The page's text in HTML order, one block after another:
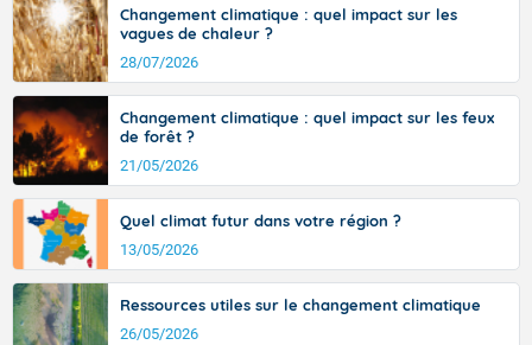
Changement climatique : quel impact sur les
vagues de chaleur ?
28/07/2026
Changement climatique : quel impact sur les feux
de forêt ?
21/05/2026
Quel climat futur dans votre région ?
13/05/2026
Ressources utiles sur le changement climatique
26/05/2026